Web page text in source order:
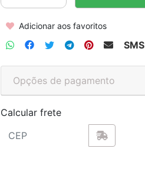
Adicionar aos favoritos
SMS
Opções de pagamento
Calcular frete